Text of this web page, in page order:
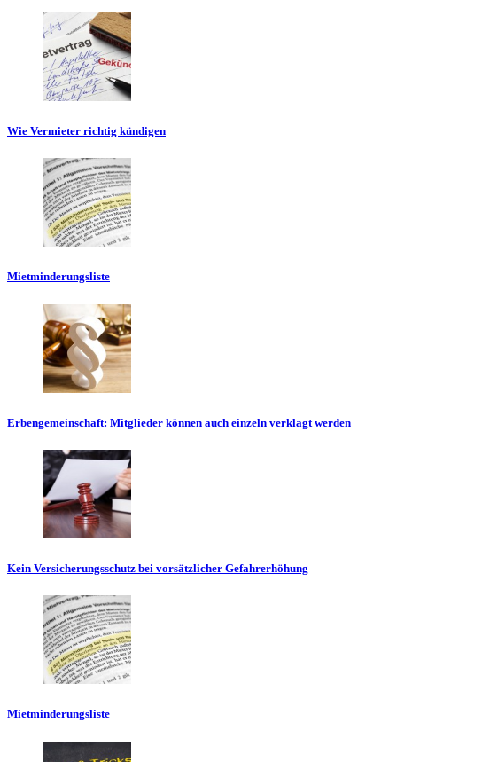
Wie Vermieter richtig kündigen
Mietminderungsliste
Erbengemeinschaft: Mitglieder können auch einzeln verklagt werden
Kein Versicherungsschutz bei vorsätzlicher Gefahrerhöhung
Mietminderungsliste